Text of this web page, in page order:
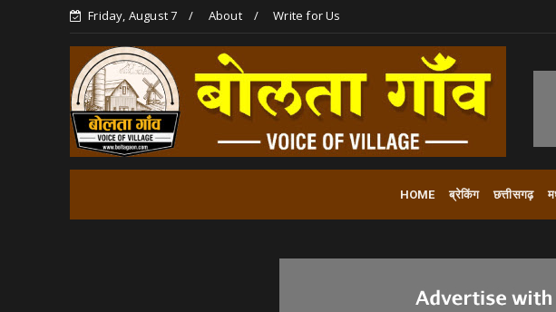
Friday, August 7 About Write for Us
HOME ब्रेकिंग छत्तीसगढ़